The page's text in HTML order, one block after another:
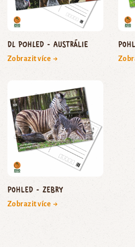
DL pohled - Austrálie
Zobrazit více →
Pohled - zebry
Zobrazit více →